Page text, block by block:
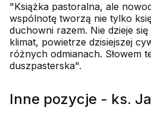
"Książka pastoralna, ale
wspólnotę tworzą nie tylko
duchowni razem. Nie dzieje
klimat, powietrze dzisiejszej
różnych odmianach. Słowem
duszpasterska".
Inne pozycje - ks.